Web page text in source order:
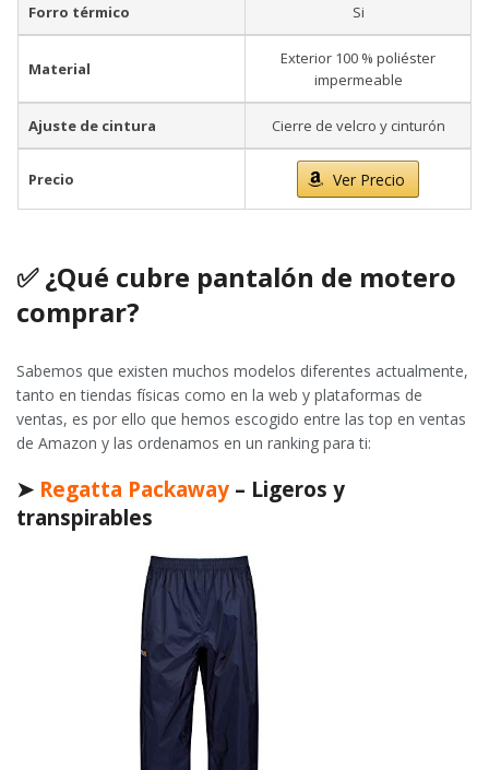
Forro térmico Si
Material
Exterior 100 % poliéster
impermeable
Ajuste de cintura Cierre de velcro y cinturón
Precio Ver Precio
✅¿Qué cubre pantalón de motero
comprar?
Sabemos que existen muchos modelos diferentes actualmente,
tanto en tiendas físicas como en la web y plataformas de
ventas, es por ello que hemos escogido entre las top en ventas
de Amazon y las ordenamos en un ranking para ti:
➤ Regatta Packaway – Ligeros y
transpirables